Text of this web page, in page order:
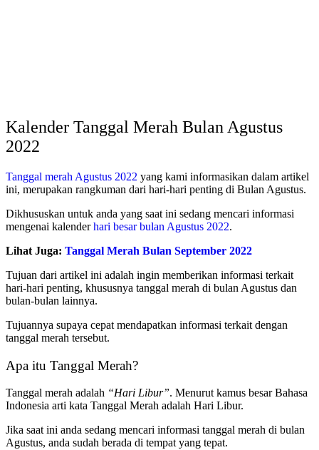
Kalender Tanggal Merah Bulan Agustus
2022
Tanggal merah Agustus 2022 yang kami informasikan dalam artikel
ini, merupakan rangkuman dari hari-hari penting di Bulan Agustus.
Dikhususkan untuk anda yang saat ini sedang mencari informasi
mengenai kalenderhari besar bulan Agustus 2022.
Lihat Juga: Tanggal Merah Bulan September 2022
Tujuan dari artikel ini adalah ingin memberikan informasi terkait
hari-hari penting, khususnya tanggal merah di bulan Agustus dan
bulan-bulan lainnya.
Tujuannya supaya cepat mendapatkan informasi terkait dengan
tanggal merah tersebut.
Apa itu Tanggal Merah?
Tanggal merah adalah “Hari Libur”. Menurut kamus besar Bahasa
Indonesia arti kata Tanggal Merah adalah Hari Libur.
Jika saat ini anda sedang mencari informasi tanggal merah di bulan
Agustus, anda sudah berada di tempat yang tepat.